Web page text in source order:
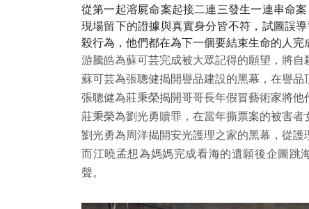
從第一起溶屍命案起接二連三發生一連串命
現場留下的證據與真實身分皆不符，試圖誤
殺行為，他們都在為下一個要結束生命的人完
游騰皓為蘇可芸完成被大眾記得的願望，將自
蘇可芸為張聰健揭開譽品建設的黑幕，在譽品
張聰健為莊秉榮揭開哥哥長年假冒藝術家將他
莊秉榮為劉光勇贖罪，在當年撕票案的被害者
劉光勇為周洋揭開安光護理之家的黑幕，從護
而江曉孟想為媽媽完成看海的遺願後企圖跳
聲。